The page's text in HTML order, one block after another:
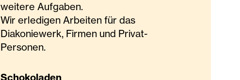
weitere Aufgaben.
Wir erledigen Arbeiten für das
Diakoniewerk, Firmen und Privat-
Personen.
Schokoladen